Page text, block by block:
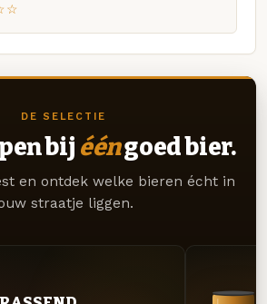
DE SELECTIE
bij ééngoed bier.
en ontdek welke bieren écht in
straatje liggen.